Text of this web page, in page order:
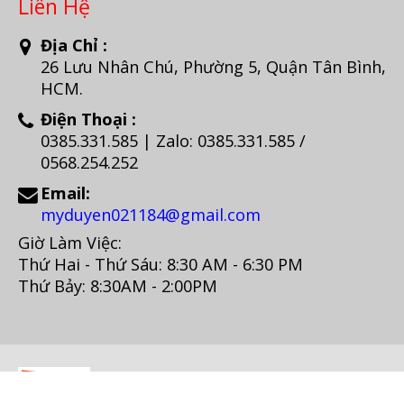
Liên Hệ
Địa Chỉ :
26 Lưu Nhân Chú, Phường 5, Quận Tân Bình,
HCM.
Điện Thoại :
0385.331.585 | Zalo: 0385.331.585 /
0568.254.252
Email:
myduyen021184@gmail.com
Giờ Làm Việc:
Thứ Hai - Thứ Sáu: 8:30 AM - 6:30 PM
Thứ Bảy: 8:30AM - 2:00PM